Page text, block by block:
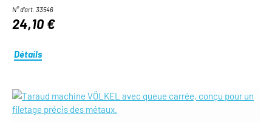
N° d'art. 33546
24,10 €
Détails